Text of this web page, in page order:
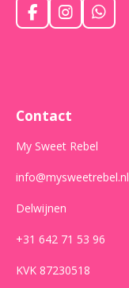
F
a
k
I
n
r
a
m
W
h
Contact
My Sweet Rebel
info@mysweetrebel.nl
Delwijnen
+31 642 71 53 96
KVK 87230518